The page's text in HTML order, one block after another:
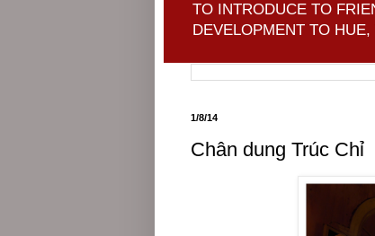
TO INTRODUCE TO
DEVELOPMENT TO
1/8/14
Chân dung Trúc Chỉ